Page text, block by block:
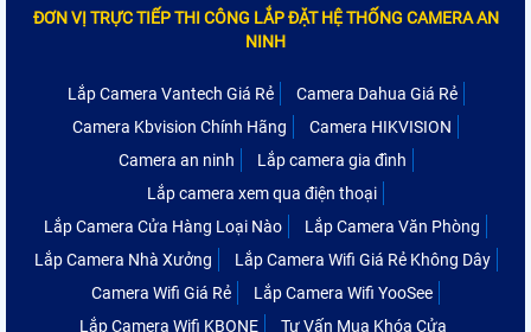
ĐƠN VỊ TRỰC TIẾP THI CÔNG LẮP ĐẶT HỆ THỐNG CAMERA AN
NINH
Lắp Camera Vantech Giá Rẻ
Camera Dahua Giá Rẻ
Camera Kbvision Chính Hãng
Camera HIKVISION
Camera an ninh
Lắp camera gia đình
Lắp camera xem qua điện thoại
Lắp Camera Cửa Hàng Loại Nào
Lắp Camera Văn Phòng
Lắp Camera Nhà Xưởng
Lắp Camera Wifi Giá Rẻ Không Dây
Camera Wifi Giá Rẻ
Lắp Camera Wifi YooSee
Lắp Camera Wifi KBONE
Tư Vấn Mua Khóa Cửa